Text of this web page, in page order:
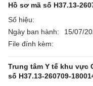
Hồ sơ mã số H37.13-
Số hiệu:
Ngày ban hành:
15/07/
File đính kèm:
Trung tâm Y tế khu vực
số H37.13-260709-